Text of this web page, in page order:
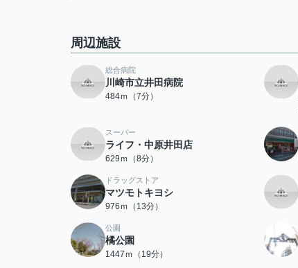
周辺施設
総合病院
川崎市立井田病院
484ｍ（7分）
スーパー
ライフ・中原井田店
629ｍ（8分）
ドラッグストア
マツモトキヨシ
976ｍ（13分）
公園
橘公園
1447ｍ（19分）